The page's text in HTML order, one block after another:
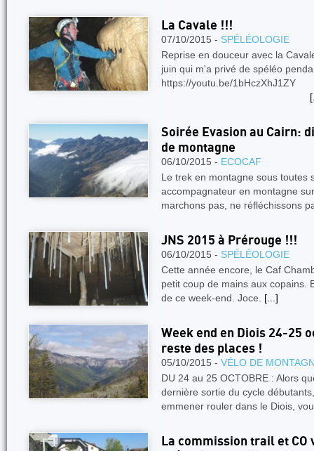
La Cavale !!!
07/10/2015 - SPÉLÉOLOGIE
Reprise en douceur avec la
juin qui m'a privé de spéléo
https://youtu.be/
Soirée Evasion au Cairn:
de montagne
06/10/2015 - ECOCAF
Le trek en montagne sous toutes
accompagnateur en montagne
marchons pas, ne réfléchissons
JNS 2015 à Prérouge !!!
06/10/2015 - SPÉLÉOLOGIE
Cette année encore, le Caf
petit coup de mains aux copains.
de ce week-end. Joce. [...]
Week end en Diois 24-25
reste des places !
05/10/2015 - VÉLO DE
DU 24 au 25 OCTOBRE : Alors
dernière sortie du cycle
emmener rouler dans le Diois,
La commission trail et